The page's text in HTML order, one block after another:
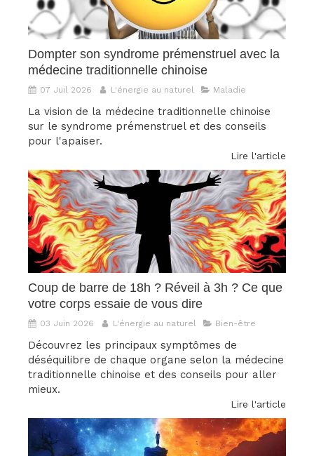
Dompter son syndrome prémenstruel avec la
médecine traditionnelle chinoise
07 Juil 2026 L'énergie au naturel Maladie
La vision de la médecine traditionnelle chinoise
sur le syndrome prémenstruel et des conseils
pour l'apaiser.
Lire l'article
Coup de barre de 18h ? Réveil à 3h ? Ce que
votre corps essaie de vous dire
03 Juin 2026 L'énergie au naturel Bien-être
Découvrez les principaux symptômes de
déséquilibre de chaque organe selon la médecine
traditionnelle chinoise et des conseils pour aller
mieux.
Lire l'article